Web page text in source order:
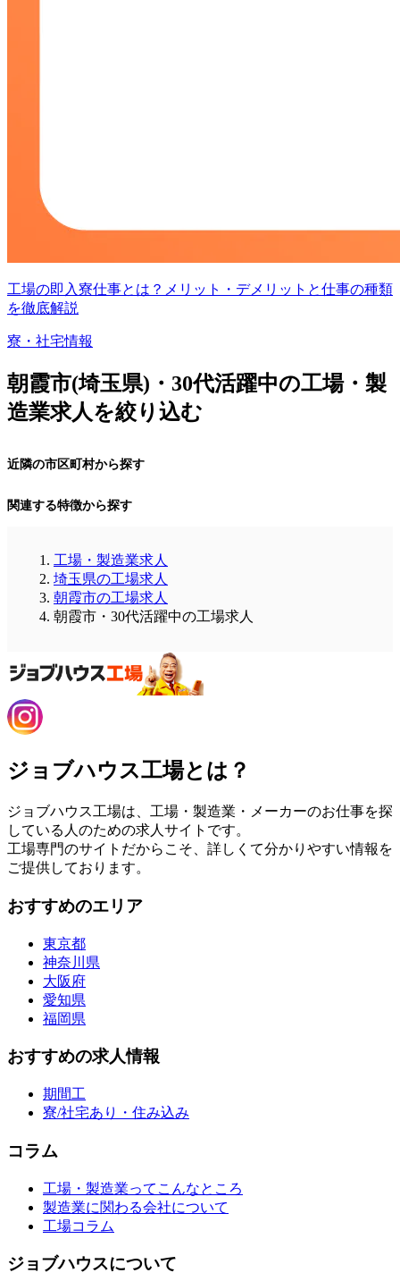
工場の即入寮仕事とは？メリット・デメリットと仕事の種類
を徹底解説
寮・社宅情報
朝霞市(埼玉県)・30代活躍中の工場・製
造業求人を絞り込む
近隣の市区町村から探す
関連する特徴から探す
工場・製造業求人
埼玉県の工場求人
朝霞市の工場求人
朝霞市・30代活躍中の工場求人
ジョブハウス工場とは？
ジョブハウス工場は、工場・製造業・メーカーのお仕事を探
している人のための求人サイトです。
工場専門のサイトだからこそ、詳しくて分かりやすい情報を
ご提供しております。
おすすめのエリア
東京都
神奈川県
大阪府
愛知県
福岡県
おすすめの求人情報
期間工
寮/社宅あり・住み込み
コラム
工場・製造業ってこんなところ
製造業に関わる会社について
工場コラム
ジョブハウスについて